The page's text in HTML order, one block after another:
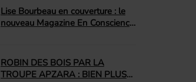
Lise Bourbeau en couverture : le
nouveau Magazine En Conscience
ROBIN DES BOIS PAR LA
TROUPE APZARA : BIEN PLUS